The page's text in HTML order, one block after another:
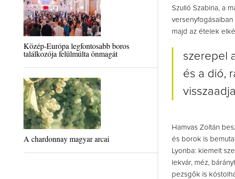
Közép-Európa legfontosabb boros
találkozója felülmúlta önmagát
A chardonnay magyar arcai
Szulló Szabina, a
versenyfogásaiban
majd az ételek
szerepel
és a dió,
Hamvas Zoltán
és borok is
Lyonba: kiemelt
lekvár, méz,
pezsgők is